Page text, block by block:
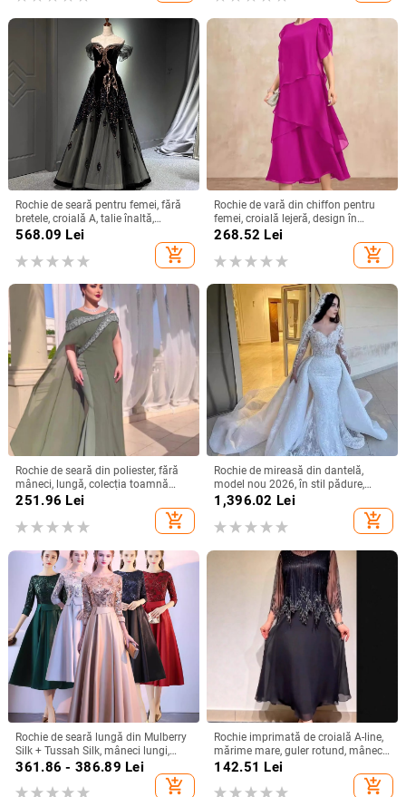
Rochie de seară pentru femei, fără
bretele, croială A, talie înaltă,
mâneci 3/4, fustă lungă
568.09 Lei
add_shopping_cart
Rochie de vară din chiffon pentru
femei, croială lejeră, design în
straturi, guler rotund, mâneci clopot,
268.52 Lei
add_shopping_cart
Rochie de seară din poliester, fără
mâneci, lungă, colecția toamnă
2024
251.96 Lei
add_shopping_cart
Rochie de mireasă din dantelă,
model nou 2026, în stil pădure,
mâneci lungi, siluetă sirenă
1,396.02 Lei
add_shopping_cart
Rochie de seară lungă din Mulberry
Silk + Tussah Silk, mâneci lungi,
croială lungă, potrivită pentru
banchet și gală, primăvara 2025
361.86 - 386.89 Lei
add_shopping_cart
Rochie imprimată de croială A-line,
mărime mare, guler rotund, mâneci
clopot, toamnă 2025, stil european-
142.51 Lei
add_shopping_cart